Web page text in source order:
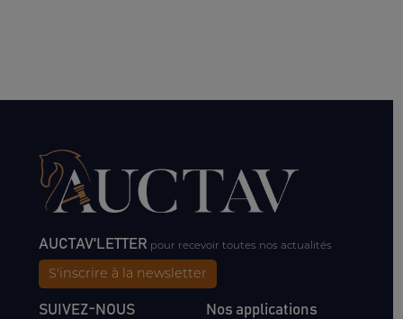
AUCTAV'LETTER pour recevoir toutes nos actualités
S'inscrire à la newsletter
SUIVEZ-NOUS Nos applications